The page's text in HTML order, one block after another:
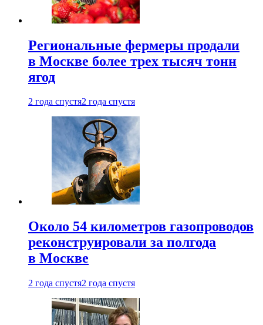
Региональные фермеры продали
в Москве более трех тысяч тонн
ягод
2 года спустя2 года спустя
Около 54 километров газопроводов
реконструировали за полгода
в Москве
2 года спустя2 года спустя